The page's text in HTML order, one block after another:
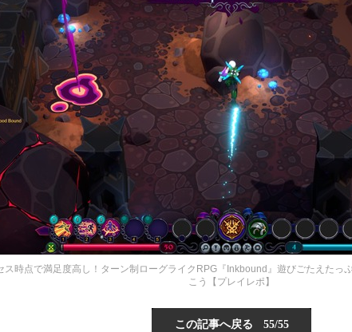
ス時点で満足度高し！ターン制ローグライクRPG『Inkbound』遊びごたえたっ
こう【プレイレポ】
この記事へ戻る 55/55